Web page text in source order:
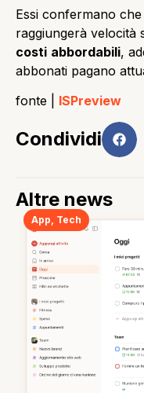
Essi confermano
raggiungerà velocità
costi abbordabili,
abbonati pagano
fonte | ISPreview
Condividi
Altre news
App Tech